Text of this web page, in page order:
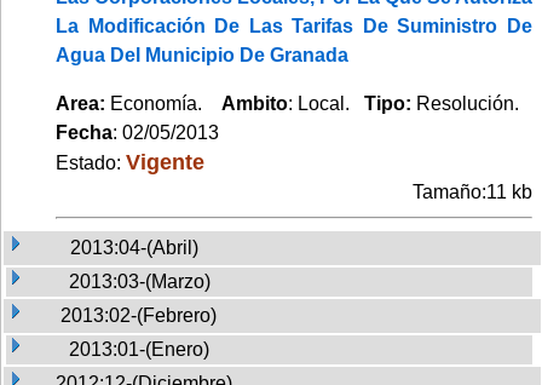
La Modificación De Las Tarifas De Suministro De
Agua Del Municipio De Granada
Area: Economía. Ambito: Local. Tipo: Resolución.
Fecha: 02/05/2013
Estado: Vigente
Tamaño:11 kb
2013:04-(Abril)
2013:03-(Marzo)
2013:02-(Febrero)
2013:01-(Enero)